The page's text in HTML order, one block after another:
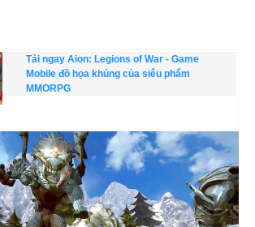
Tải ngay Aion: Legions of War - Game
Mobile đồ họa khủng của siêu phẩm
MMORPG